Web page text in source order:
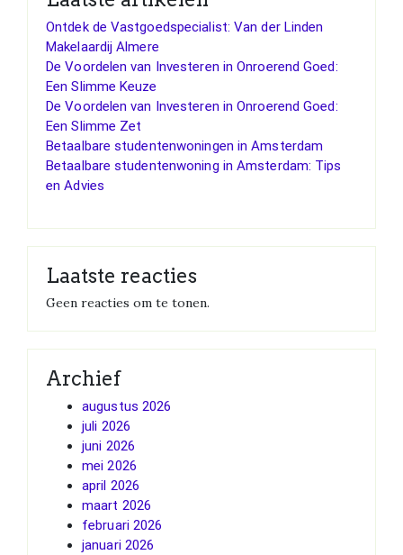
Ontdek de Vastgoedspecialist: Van der Linden
Makelaardij Almere
De Voordelen van Investeren in Onroerend Goed:
Een Slimme Keuze
De Voordelen van Investeren in Onroerend Goed:
Een Slimme Zet
Betaalbare studentenwoningen in Amsterdam
Betaalbare studentenwoning in Amsterdam: Tips
en Advies
Laatste reacties
Geen reacties om te tonen.
Archief
augustus 2026
juli 2026
juni 2026
mei 2026
april 2026
maart 2026
februari 2026
januari 2026